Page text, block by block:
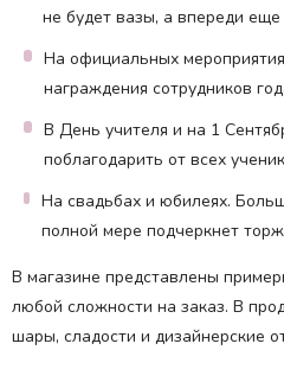
не будет вазы, а впереди
На официальных
награждения сотрудников
В День учителя и на 1
поблагодарить от всех
На свадьбах и юбилеях.
полной мере подчеркнет
В магазине представлены
любой сложности на заказ. В
шары, сладости и дизайнерские